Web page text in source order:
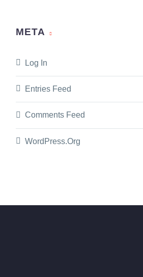
META
Log In
Entries Feed
Comments Feed
WordPress.org